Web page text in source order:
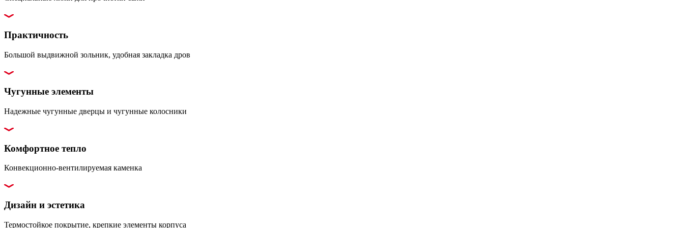
Практичность
Большой выдвижной зольник, удобная закладка дров
Чугунные элементы
Надежные чугунные дверцы и чугунные колосники
Комфортное тепло
Конвекционно-вентилируемая каменка
Дизайн и эстетика
Термостойкое покрытие, крепкие элементы корпуса